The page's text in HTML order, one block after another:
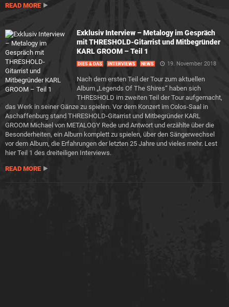
READ MORE
Exklusiv Interview – Metalogy im Gespräch
mit THRESHOLD-Gitarrist und Mitbegründer
KARL GROOM – Teil 1
DIES & DAS INTERVIEWS NEWS 19. November 2018
Nach dem ersten Teil der Tour zum aktuellen
Album „Legends Of The Shires“ haben sich
THRESHOLD im zweiten Teil der Tour aufgemacht,
das Werk in seiner Gänze zu spielen. Vor dem Konzert im Colos-Saal in
Aschaffenburg stand THRESHOLD-Gitarrist und Mitbegründer KARL
GROOM Michael von METALOGY Rede und Antwort und erzählte über die
Besonderheiten, ein Album komplett zu spielen, über den Sängerwechsel
vor dem Album, die Erfahrungen der letzten 25 Jahre und vieles mehr. Lest
hier Teil 1 des dreiteiligen Interviews.
READ MORE